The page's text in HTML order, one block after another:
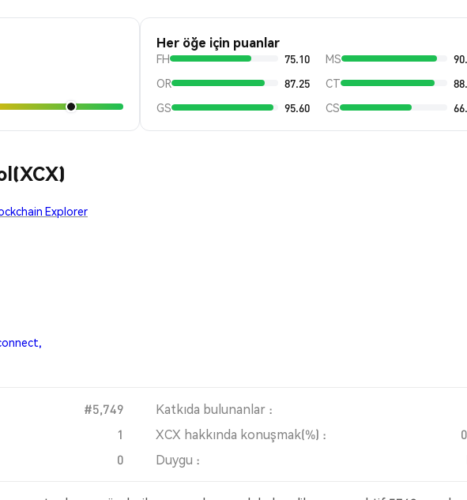
Her öğe için puanlar
FH 75.10 MS
OR
87.25 CT
GS
95.60 CS
Explorer
#5,749 Katkıda bulunanlar :
1 XCX hakkında konuşmak(%) :
0 Duygu :